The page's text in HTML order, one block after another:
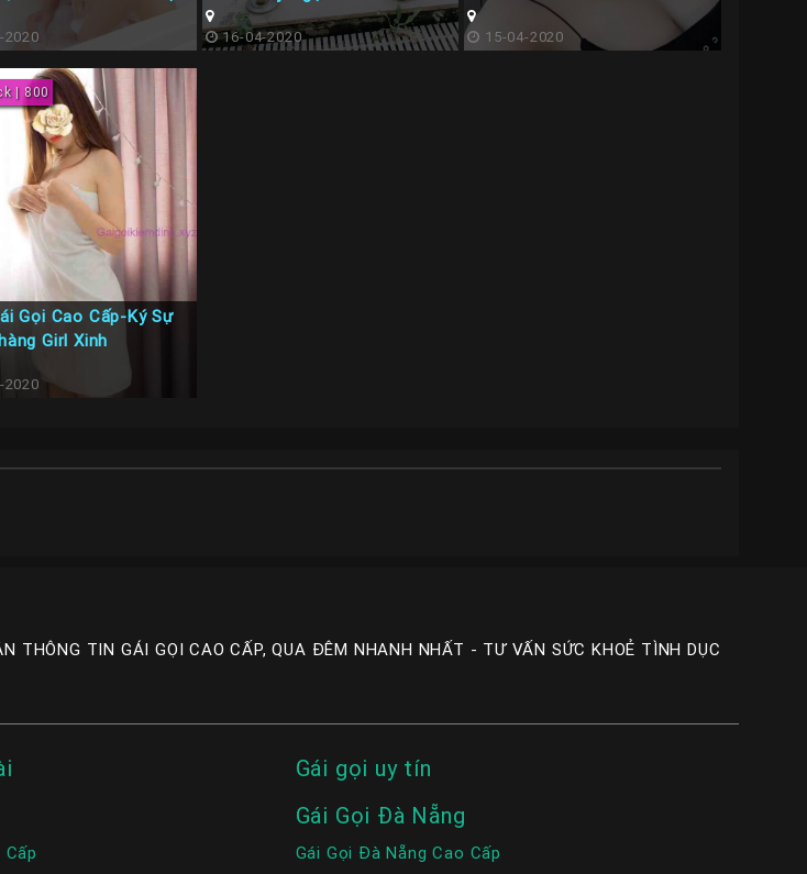
2020 16-04-2020 15-04-2020
| 800
Gọi Cao Cấp-Ký Sự
Girl Xinh
2020
THÔNG TIN GÁI GỌI CAO CẤP, QUA ĐÊM NHANH NHẤT - TƯ VẤN SỨC KHOẺ TÌNH DỤC
Gái gọi uy tín
Gái Gọi Đà Nẵng
Gái Gọi Đà Nẵng Cao Cấp